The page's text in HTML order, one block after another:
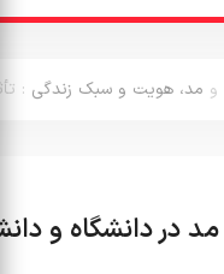
و مد، هویت و سبک زندگی :
در دانشگاه و